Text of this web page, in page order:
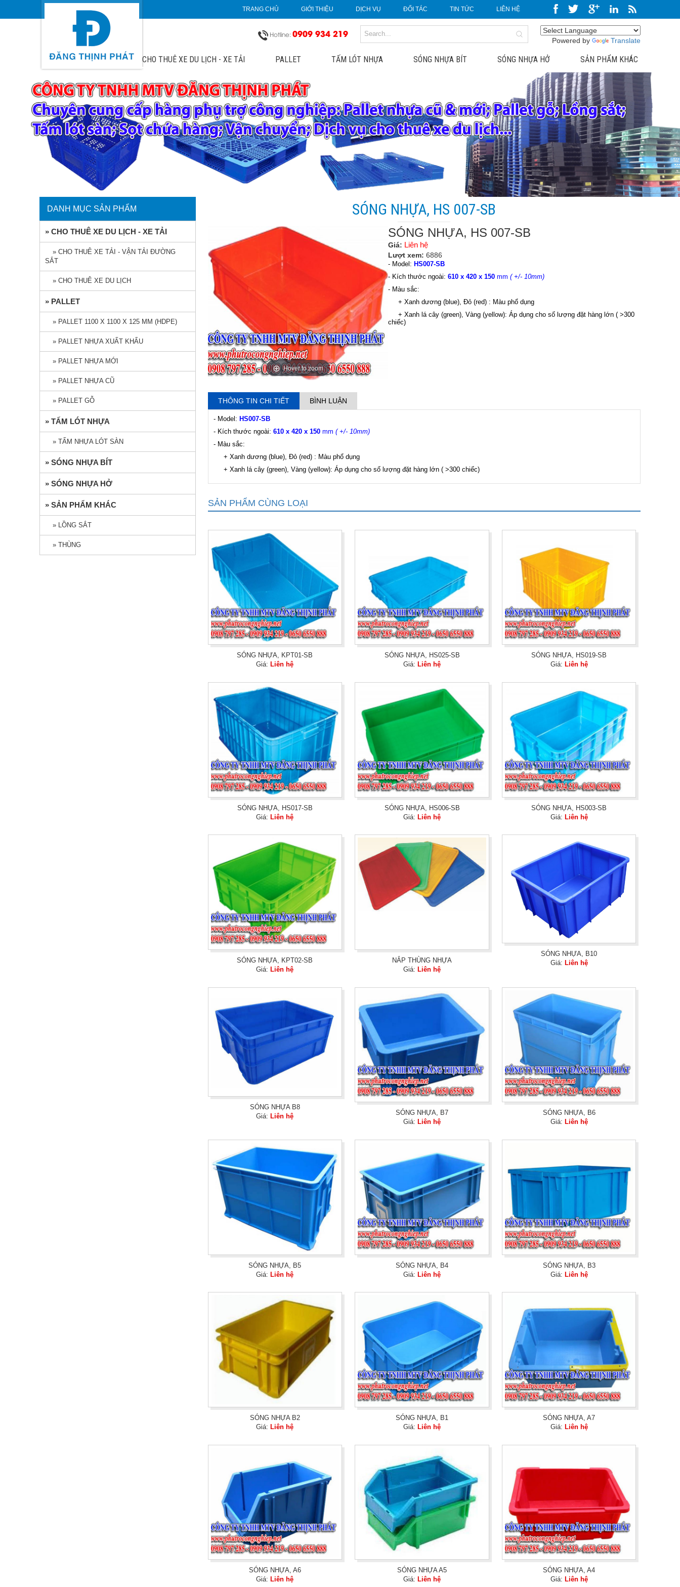
TRANG CHỦ GIỚI THIỆU DỊCH VỤ ĐỐI TÁC TIN TỨC LIÊN HỆ
Powered by Translate
Hotline: 0909 934 219
CHO THUÊ XE DU LỊCH - XE TẢI PALLET TẤM LÓT NHỰA SÓNG NHỰA BÍT SÓNG NHỰA HỞ SẢN PHẨM KHÁC
SÓNG NHỰA, HS 007-SB
Hover to zoom
SÓNG NHỰA, HS 007-SB
Giá: Liên hệ
Lượt xem:6886
- Model: HS007-SB
- Kích thước ngoài:610 x 420 x 150 mm( +/- 10mm)
- Màu sắc:
+ Xanh dương (blue), Đỏ (red) : Màu phổ dụng
+ Xanh lá cây (green), Vàng (yellow): Áp dụng cho số lượng đặt hàng lớn ( >300
chiếc)
THÔNG TIN CHI TIẾT BÌNH LUẬN
- Model: HS007-SB
- Kích thước ngoài: 610 x 420 x 150mm ( +/- 10mm)
- Màu sắc:
+ Xanh dương (blue), Đỏ (red) : Màu phổ dụng
+ Xanh lá cây (green), Vàng (yellow): Áp dụng cho số lượng đặt hàng lớn ( >300 chiếc)
SẢN PHẨM CÙNG LOẠI
+ Xanh lá cây (green), Vàng
(yellow): Áp dụng cho số lượng đặt
hàng lớn ( >300 chiếc)
SÓNG NHỰA, KPT01-SB
Giá: Liên hệ
+ Xanh lá cây (green), Vàng
(yellow): Áp dụng cho số lượng đặt
hàng lớn ( >300 chiếc)
SÓNG NHỰA, HS025-SB
Giá: Liên hệ
+ Xanh lá cây (green), Vàng
(yellow): Áp dụng cho số lượng đặt
hàng lớn ( >300 chiếc)
SÓNG NHỰA, HS019-SB
Giá: Liên hệ
+ Xanh dương (blue), Đỏ (red) :
+ Xanh lá cây (green), Vàng
(yellow): Áp dụng cho số lượng đặt
hàng lớn ( >300 chiếc)
SÓNG NHỰA, HS017-SB
Giá:Liên hệ
+ Xanh lá cây (green), Vàng
(yellow): Áp dụng cho số lượng đặt
hàng lớn ( >300 chiếc)
SÓNG NHỰA, HS006-SB
Giá:Liên hệ
Màu phổ dụng
+ Xanh lá cây (green), Vàng
(yellow): Áp dụng cho số lượng đặt
hàng lớn ( >300 chiếc)
SÓNG NHỰA, HS003-SB
Giá: Liên hệ
Màu phổ dụng
+ Xanh lá cây (green), Vàng
(yellow): Áp dụng cho số lượng đặt
hàng lớn ( >300 chiếc)
SÓNG NHỰA, KPT02-SB
Giá: Liên hệ
khích thước tương đương)
NẮP THÙNG NHỰA
Giá: Liên hệ
455 x 365 x 225
mm
+ Xanh lá cây (green), Vàng
(yellow): Áp dụng cho số lượng đặt
SÓNG NHỰA, B10
Giá: Liên hệ
480 x 392 x 215
Màu phổ dụng
SÓNG NHỰA B8
Giá:Liên hệ
118
+ Xanh dương (blue), Đỏ (red) :
Màu phổ dụng
+ Xanh lá cây (green), Vàng
(yellow): Áp dụng cho số lượng đặt
hàng lớn ( >300 chiếc)
SÓNG NHỰA, B7
Giá: Liên hệ
384 x 261 x
+ Xanh dương (blue), Đỏ (red) :
Màu phổ dụng
+ Xanh lá cây (green), Vàng
(yellow): Áp dụng cho số lượng đặt
hàng lớn ( >300 chiếc)
SÓNG NHỰA, B6
Giá: Liên hệ
x 300
+ Xanh dương (blue), Đỏ (red) :
(yellow): Áp dụng cho số lượng đặt
hàng lớn ( >300 chiếc)
SÓNG NHỰA, B5
Giá:Liên hệ
460 x 304 x
162
+ Xanh dương (blue), Đỏ (red) :
Màu phổ dụng
+ Xanh lá cây (green), Vàng
(yellow): Áp dụng cho số lượng đặt
hàng lớn ( >300 chiếc)
SÓNG NHỰA, B4
Giá:Liên hệ
472 x 332 x
184
+ Xanh dương (blue), Đỏ
(red) : Màu phổ dụng
+ Xanh lá cây (green), Vàng
(yellow): Áp dụng cho số lượng đặt
SÓNG NHỰA, B3
Giá: Liên hệ
lượng đặt hàng lớn ( >300 chiếc)
SÓNG NHỰA B2
Giá: Liên hệ
+ Xanh dương (blue), Đỏ (red) :
Màu phổ dụng
+ Vàng (yellow): Áp dụng cho số
SÓNG NHỰA, B1
Giá: Liên hệ
300 x 241 x
+ Xanh dương (blue), Đỏ (red) :
Màu phổ dụng
+ Xanh lá cây (green), Vàng
SÓNG NHỰA, A7
Giá: Liên hệ
218 x 126 x
118
+ Xanh dương (blue), Đỏ (red) :
Màu phổ dụng
+ Xanh lá cây (green), Vàng
SÓNG NHỰA, A6
Giá: Liên hệ
mm
mm
+ Xanh lá cây (green), Vàng
hàng lớn ( >300 chiếc)
SÓNG NHỰA A5
Giá: Liên hệ
235 x 160
x 74
+ Xanh dương (blue), Đỏ (red) :
Màu phổ dụng
+ Xanh lá cây (green), Vàng
SÓNG NHỰA, A4
Giá: Liên hệ
DANH MỤC SẢN PHẨM
» CHO THUÊ XE DU LỊCH - XE TẢI
» CHO THUÊ XE TẢI - VẬN TẢI ĐƯỜNG
SẮT
» CHO THUÊ XE DU LỊCH
» PALLET
» PALLET 1100 X 1100 X 125 MM (HDPE)
» PALLET NHỰA XUẤT KHẨU
» PALLET NHỰA MỚI
» PALLET NHỰA CŨ
» PALLET GỖ
» TẤM LÓT NHỰA
» TẤM NHỰA LÓT SÀN
» SÓNG NHỰA BÍT
» SÓNG NHỰA HỞ
» SẢN PHẨM KHÁC
» LỒNG SẮT
» THÙNG